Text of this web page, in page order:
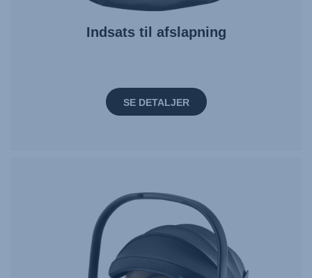
Indsats til afslapning
SE DETALJER